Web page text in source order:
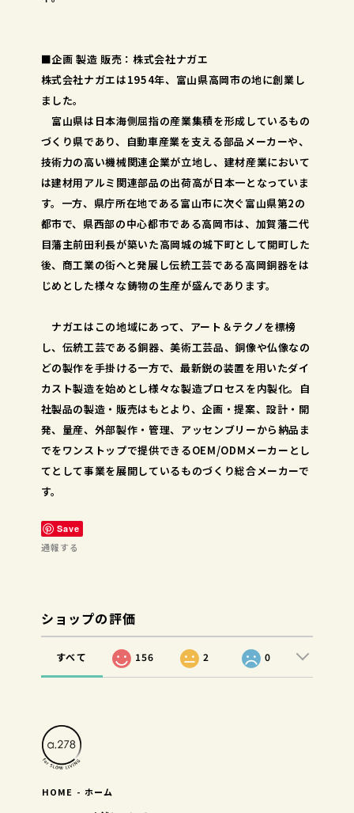
■企画 製造 販売：株式会社ナガエ
株式会社ナガエは1954年、富山県高岡市の地に創業し
ました。
富山県は日本海側屈指の産業集積を形成しているもの
づくり県であり、自動車産業を支える部品メーカーや、
技術力の高い機械関連企業が立地し、建材産業において
は建材用アルミ関連部品の出荷高が日本一となっていま
す。一方、県庁所在地である富山市に次ぐ富山県第2の
都市で、県西部の中心都市である高岡市は、加賀藩二代
目藩主前田利長が築いた高岡城の城下町として開町した
後、商工業の街へと発展し伝統工芸である高岡銅器をは
じめとした様々な鋳物の生産が盛んであります。
ナガエはこの地域にあって、アート＆テクノを標榜
し、伝統工芸である銅器、美術工芸品、銅像や仏像なの
どの製作を手掛ける一方で、最新鋭の装置を用いたダイ
カスト製造を始めとし様々な製造プロセスを内製化。自
社製品の製造・販売はもとより、企画・提案、設計・開
発、量産、外部製作・管理、アッセンブリーから納品ま
でをワンストップで提供できるOEM/ODMメーカーとし
てとして事業を展開しているものづくり総合メーカーで
す。
Save
通報する
ショップの評価
すべて 156 2 0
HOME - ホーム